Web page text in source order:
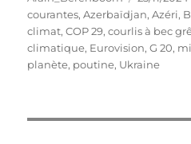
le
courantes,Azerbaïdjan,Azéri,
climat,COP 29,courlis à bec
climatique, Eurovision,G 20,
planète, poutine, Ukraine